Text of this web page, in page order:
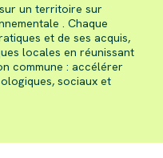
un territoire sur
. Chaque
et de ses acquis,
locales en réunissant
commune : accélérer
sociaux et